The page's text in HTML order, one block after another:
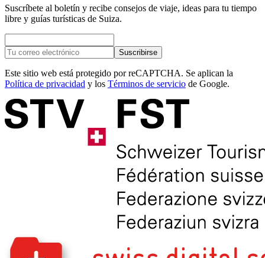
Suscríbete al boletín y recibe consejos de viaje, ideas para tu tiempo
libre y guías turísticas de Suiza.
Suscribirse
Este sitio web está protegido por reCAPTCHA. Se aplican la
Política de privacidad y los Términos de servicio de Google.